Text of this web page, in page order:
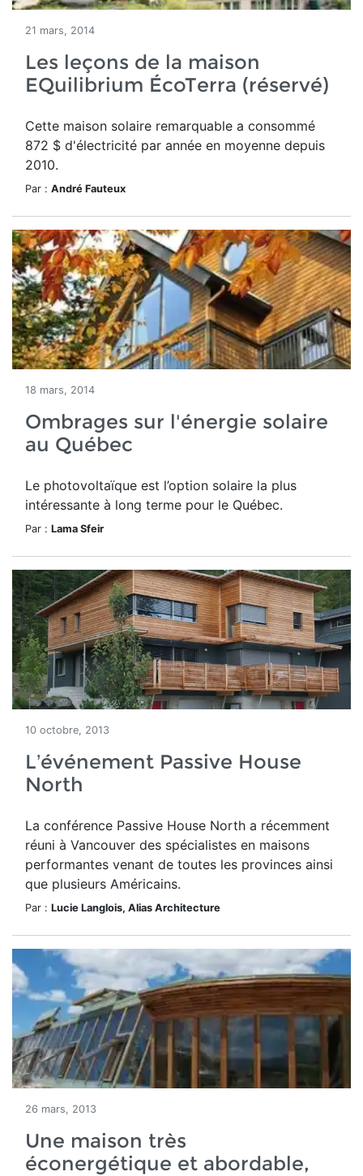
21 mars, 2014
Les leçons de la maison
EQuilibrium ÉcoTerra (réservé)
Cette maison solaire remarquable a consommé
872 $ d'électricité par année en moyenne depuis
2010.
Par : André Fauteux
18 mars, 2014
Ombrages sur l'énergie solaire
au Québec
Le photovoltaïque est l’option solaire la plus
intéressante à long terme pour le Québec.
Par : Lama Sfeir
10 octobre, 2013
L’événement Passive House
North
La conférence Passive House North a récemment
réuni à Vancouver des spécialistes en maisons
performantes venant de toutes les provinces ainsi
que plusieurs Américains.
Par : Lucie Langlois, Alias Architecture
26 mars, 2013
Une maison très
éconergétique et abordable,